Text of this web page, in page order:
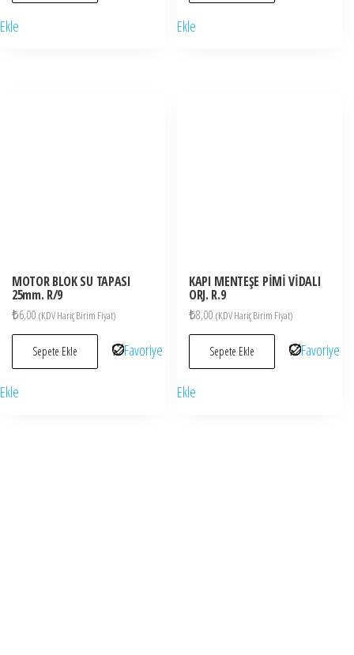
Ekle Ekle
MOTOR BLOK SU TAPASI
25mm. R/9
₺6,00 (KDV Hariç Birim Fiyat)
Sepete Ekle Favoriye
Ekle
KAPI MENTEŞE PİMİ VİDALI
ORJ. R.9
₺8,00 (KDV Hariç Birim Fiyat)
Sepete Ekle Favoriye
Ekle